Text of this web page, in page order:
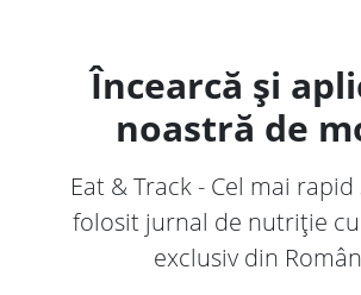
Încearcă și
noastră de
Eat & Track - Cel mai
folosit jurnal de nutriție
exclusiv din